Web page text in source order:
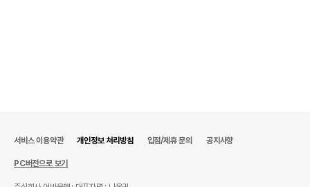
서비스 이용약관 개인정보 처리방침 입점/제휴 문의 공지사항
PC버전으로 보기